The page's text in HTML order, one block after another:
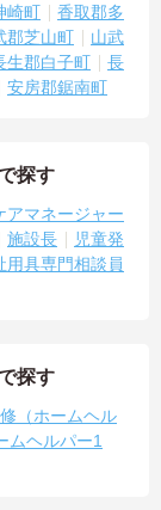
崎町
香取郡多
郡芝山町
山武
生郡白子町
長
安房郡鋸南町
探す
アマネージャー
施設長
児童発
用具専門相談員
探す
（ホームヘル
ムヘルパー1